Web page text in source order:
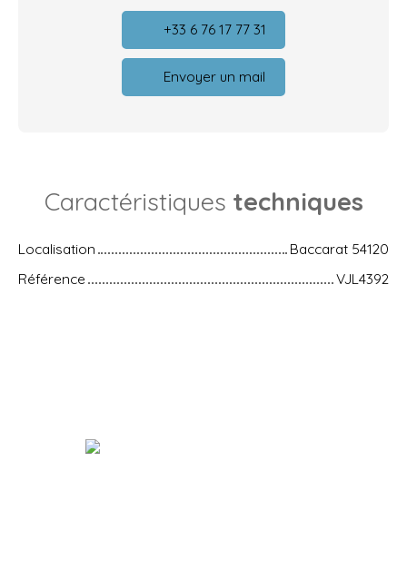
+33 6 76 17 77 31
Envoyer un mail
Caractéristiques techniques
Localisation
Baccarat 54120
Référence
VJL4392